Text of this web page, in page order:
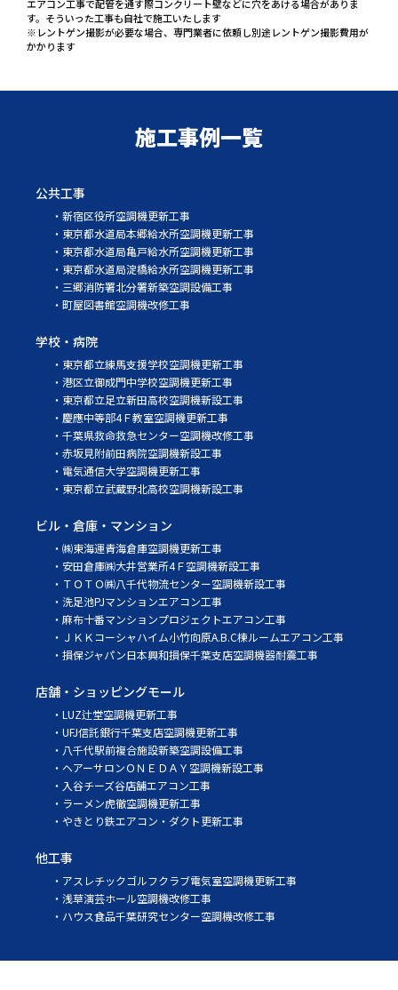
エアコン工事で配管を通す際コンクリート壁などに穴をあける場合がありま
す。そういった工事も自社で施工いたします
※レントゲン撮影が必要な場合、専門業者に依頼し別途レントゲン撮影費用が
かかります
施工事例一覧
公共工事
新宿区役所空調機更新工事
東京都水道局本郷給水所空調機更新工事
東京都水道局亀戸給水所空調機更新工事
東京都水道局淀橋給水所空調機更新工事
三郷消防署北分署新築空調設備工事
町屋図書館空調機改修工事
学校・病院
東京都立練馬支援学校空調機更新工事
港区立御成門中学校空調機更新工事
東京都立足立新田高校空調機新設工事
慶應中等部4Ｆ教室空調機更新工事
千葉県救命救急センター空調機改修工事
赤坂見附前田病院空調機新設工事
電気通信大学空調機更新工事
東京都立武蔵野北高校空調機新設工事
ビル・倉庫・マンション
㈱東海運青海倉庫空調機更新工事
安田倉庫㈱大井営業所4Ｆ空調機新設工事
ＴＯＴＯ㈱八千代物流センター空調機新設工事
洗足池PJマンションエアコン工事
麻布十番マンションプロジェクトエアコン工事
ＪＫＫコーシャハイム小竹向原A.B.C棟ルームエアコン工事
損保ジャパン日本興和損保千葉支店空調機器耐震工事
店舗・ショッピングモール
LUZ辻堂空調機更新工事
UFJ信託銀行千葉支店空調機更新工事
八千代駅前複合施設新築空調設備工事
ヘアーサロンＯＮＥＤＡＹ空調機新設工事
入谷チーズ谷店舗エアコン工事
ラーメン虎徹空調機更新工事
やきとり鉄エアコン・ダクト更新工事
他工事
アスレチックゴルフクラブ電気室空調機更新工事
浅草演芸ホール空調機改修工事
ハウス食品千葉研究センター空調機改修工事